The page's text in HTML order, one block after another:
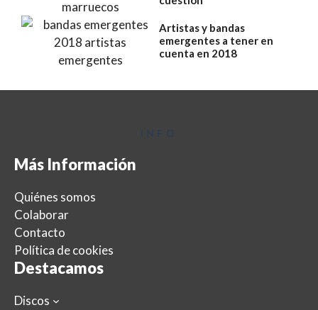
Artistas y bandas
emergentes a tener en
cuenta en 2018
Más Información
Quiénes somos
Colaborar
Contacto
Política de cookies
Destacamos
Discos